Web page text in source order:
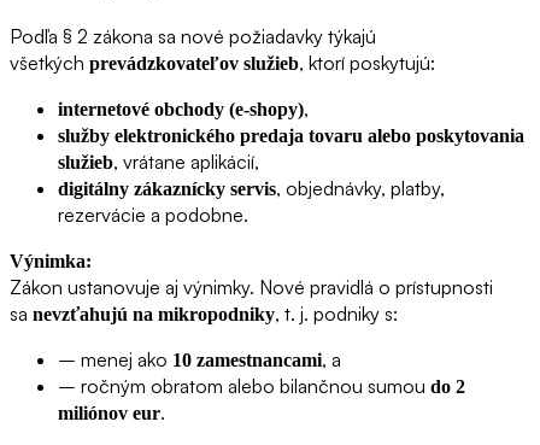
Podľa § 2 zákona sa nové požiadavky týkajú
všetkých prevádzkovateľov služieb, ktorí poskytujú:
internetové obchody (e-shopy),
služby elektronického predaja tovaru alebo poskytovania
služieb, vrátane aplikácií,
digitálny zákaznícky servis, objednávky, platby,
rezervácie a podobne.
Výnimka:
Zákon ustanovuje aj výnimky. Nové pravidlá o prístupnosti
sa nevzťahujú na mikropodniky, t. j. podniky s:
– menej ako 10 zamestnancami, a
– ročným obratom alebo bilančnou sumou do 2
miliónov eur.